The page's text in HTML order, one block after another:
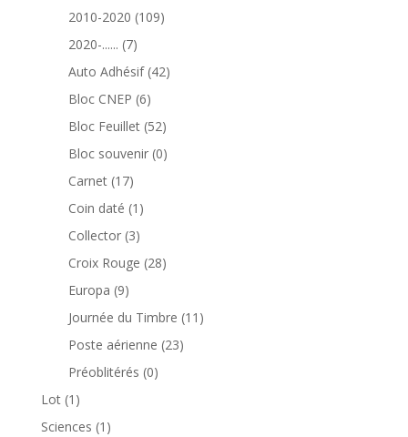
produits
2010-2020 109109
2020-...... 77
produits
Auto Adhésif 4242
Bloc CNEP 66
produits
Bloc Feuillet 5252
produits
Bloc souvenir 00
Carnet 1717
produits
Coin daté 1 1
produit
Collector 33
produits
Croix Rouge 2828
Europa 99
produits
Journée du Timbre 11 11
Poste aérienne 2323
Préoblitérés 00
Lot 1 1
produit
Sciences 1 1